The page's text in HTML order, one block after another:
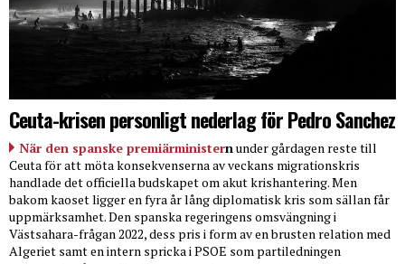
Ceuta-krisen personligt nederlag för Pedro Sanchez
När den spanske premiärministernunder gårdagen reste till
Ceuta för att möta konsekvenserna av veckans migrationskris
handlade det officiella budskapet om akut krishantering. Men
bakom kaoset ligger en fyra år lång diplomatisk kris som sällan får
uppmärksamhet. Den spanska regeringens omsvängning i
Västsahara-frågan 2022, dess pris i form av en brusten relation med
Algeriet samt en intern spricka i PSOE som partiledningen